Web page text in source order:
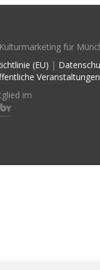
für
(EU) |
Veranstaltungen
im